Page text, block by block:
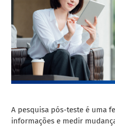
A pesquisa pós-teste é uma
informações e medir